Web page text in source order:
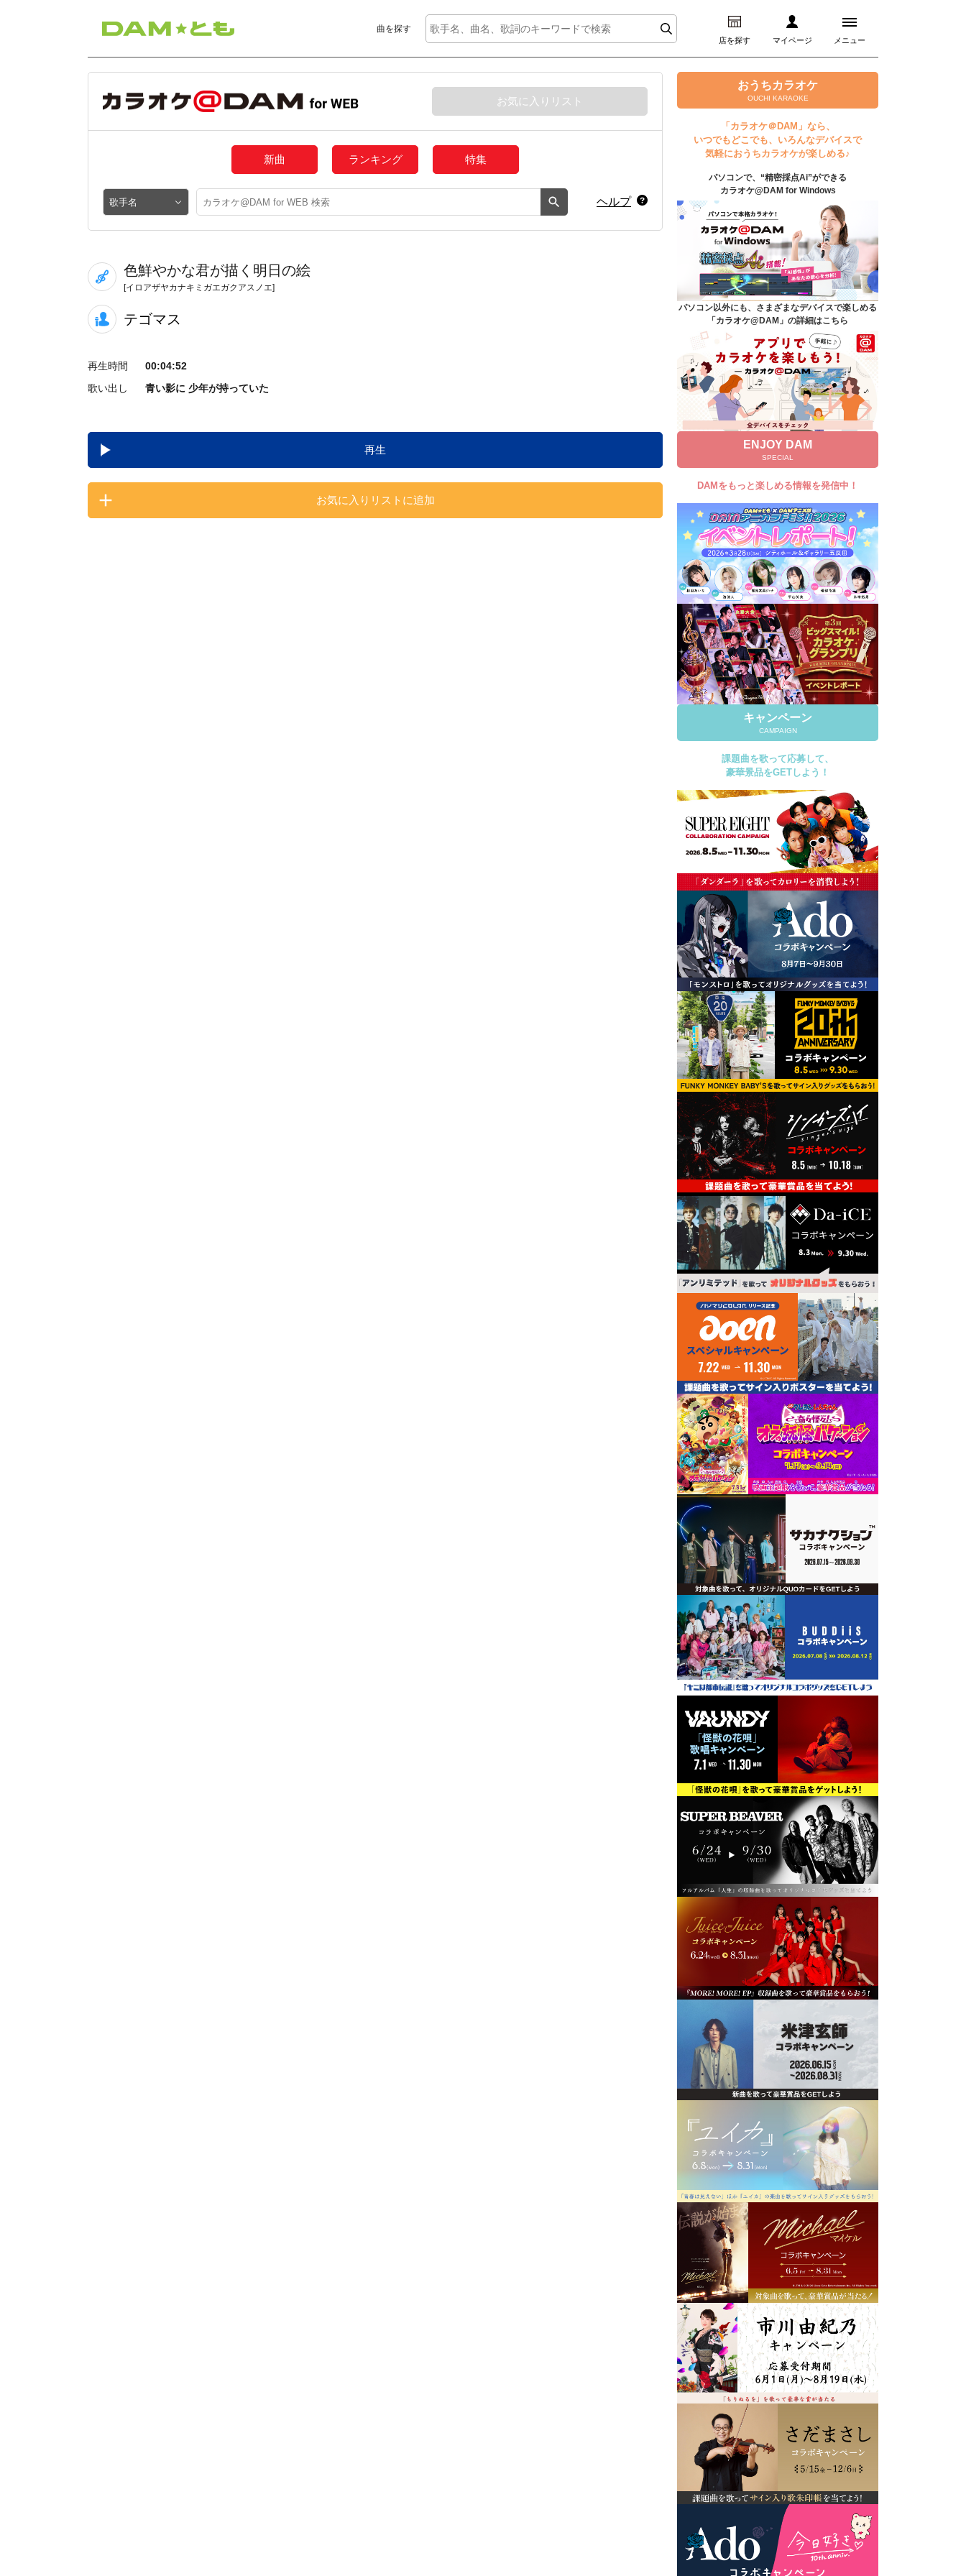
曲を探す
店を探す マイページ メニュー
ログイン
マイページ
プレミアムサービス
DAM★とも動画
DAM★とも録音
カラオケ＠DAM
ユーザー検索
キャンペーン
よくあるご質問
DAMの新曲・ランキングなど
カラオケ最新情報をチェック！
自宅でカラオケ歌い放題！
家族や友達と一緒に！練習にも！
お気に入りリスト
新曲 ランキング 特集
ヘルプ
色鮮やかな君が描く明日の絵
[イロアザヤカナキミガエガクアスノエ]
テゴマス
再生時間
00:04:52
歌い出し
青い影に 少年が持っていた
再生
お気に入りリストに追加
おうちカラオケ
OUCHI KARAOKE
「カラオケ＠DAM」なら、
いつでもどこでも、いろんなデバイスで
気軽におうちカラオケが楽しめる♪
パソコンで、“精密採点Ai”ができる
カラオケ@DAM for Windows
パソコン以外にも、さまざまなデバイスで楽しめる
「カラオケ@DAM」の詳細はこちら
ENJOY DAM
SPECIAL
DAMをもっと楽しめる情報を発信中！
キャンペーン
CAMPAIGN
課題曲を歌って応募して、
豪華景品をGETしよう！